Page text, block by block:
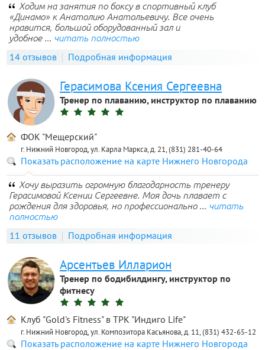
Ходим на занятия по боксу в спортивный клуб
«Динамо» к Анатолию Анатольевичу. Все очень
нравится, большой оборудованный зал и
удобное ... читать полностью
14 отзывов Подробная информация
Герасимова Ксения Сергеевна
Тренер по плаванию, инструктор по плаванию
ФОК "Мещерский"
г. Нижний Новгород, ул. Карла Маркса, д. 21, (831) 281-40-64
Показать расположение на карте Нижнего Новгорода
Хочу выразить огромную благодарность тренеру
Герасимовой Ксении Сергеевне. Моя дочь плавает с
рождения для здоровья, но профессионально ... читать
полностью
11 отзывов Подробная информация
Арсентьев Илларион
Тренер по бодибилдингу, инструктор по
фитнесу
Клуб "Gold's Fitness" в ТРК "Индиго Life"
г. Нижний Новгород, ул. Композитора Касьянова, д. 11, (831) 432-65-12
Показать расположение на карте Нижнего Новгорода